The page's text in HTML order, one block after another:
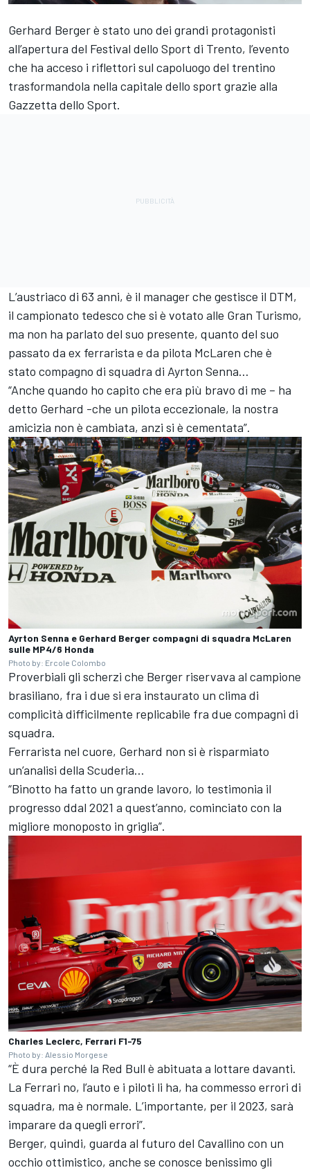
Gerhard Berger è stato uno dei grandi protagonisti
all’apertura del Festival dello Sport di Trento, l’evento
che ha acceso i riflettori sul capoluogo del trentino
trasformandola nella capitale dello sport grazie alla
Gazzetta dello Sport.
L’austriaco di 63 anni, è il manager che gestisce il DTM,
il campionato tedesco che si è votato alle Gran Turismo,
ma non ha parlato del suo presente, quanto del suo
passato da ex ferrarista e da pilota McLaren che è
stato compagno di squadra di Ayrton Senna…
“Anche quando ho capito che era più bravo di me – ha
detto Gerhard -che un pilota eccezionale, la nostra
amicizia non è cambiata, anzi si è cementata”.
Ayrton Senna e Gerhard Berger compagni di squadra McLaren
sulle MP4/6 Honda
Photo by: Ercole Colombo
Proverbiali gli scherzi che Berger riservava al campione
brasiliano, fra i due si era instaurato un clima di
complicità difficilmente replicabile fra due compagni di
squadra.
Ferrarista nel cuore, Gerhard non si è risparmiato
un’analisi della Scuderia…
“Binotto ha fatto un grande lavoro, lo testimonia il
progresso ddal 2021 a quest’anno, cominciato con la
migliore monoposto in griglia”.
Charles Leclerc, Ferrari F1-75
Photo by: Alessio Morgese
“È dura perché la Red Bull è abituata a lottare davanti.
La Ferrari no, l’auto e i piloti li ha, ha commesso errori di
squadra, ma è normale. L’importante, per il 2023, sarà
imparare da quegli errori”.
Berger, quindi, guarda al futuro del Cavallino con un
occhio ottimistico, anche se conosce benissimo gli